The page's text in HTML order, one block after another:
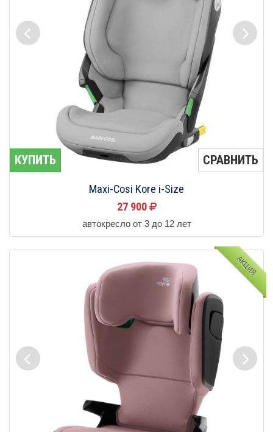
КУПИТЬ СРАВНИТЬ
Maxi-Cosi Kore i-Size
27 900
автокресло от 3 до 12 лет
АКЦИЯ